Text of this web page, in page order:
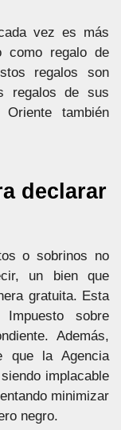
vez es más
como regalo de
regalos son
regalos de sus
también
declarar
o sobrinos no
un bien que
gratuita. Esta
sobre
Además,
que la Agencia
implacable
minimizar
negro.